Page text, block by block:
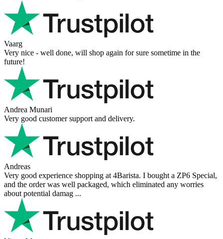
Richard Möckel
Super Support! Bestellvorgang hat super funktioniert. Ich einen
Feuer bei der Bestellung gemacht, welcher sofort korrigiert wurde.
Der Support ist w ...
Hanna
Def recommend! Even with the trust pilot results, I'm always a bit
scared ordering from websites I did not hear of before, but this one
is 100% solid ...
Ahmed Sherif
Excellent coffee grinder! The shipping was surprisingly fast, even
though I’m in Greece and the store is based in Romania/Austria.
The grinder feels ...
Danilo